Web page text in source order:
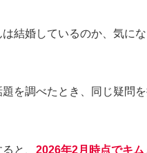
結婚しているのか、気に
を調べたとき、同じ疑問
と、 2026年2月時点でキム